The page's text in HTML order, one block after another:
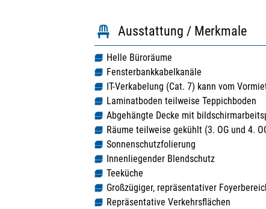
Ausstattung / Merkmale
Helle Büroräume
Fensterbankkabelkanäle
IT-Verkabelung (Cat. 7) kann vom
Laminatboden teilweise Teppichboden
Abgehängte Decke mit
Räume teilweise gekühlt (3. OG und 4.
Sonnenschutzfolierung
Innenliegender Blendschutz
Teeküche
Großzügiger, repräsentativer
Repräsentative Verkehrsflächen